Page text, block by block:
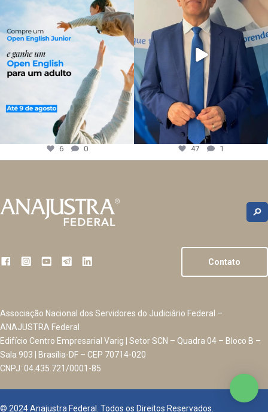
6 0 47 1
Contato
Associação Nacional dos Servidores do Judiciário Federal –
ANAJUSTRA Federal
Edifício Centro Empresarial Varig | Setor SCN – Quadra 04 – Bloco B –
Sala 903 | Brasília-DF – CEP 70714-020
CNPJ: 04.435.721/0001-85
© 2024 Anajustra Federal. Todos os Direitos Reservados.